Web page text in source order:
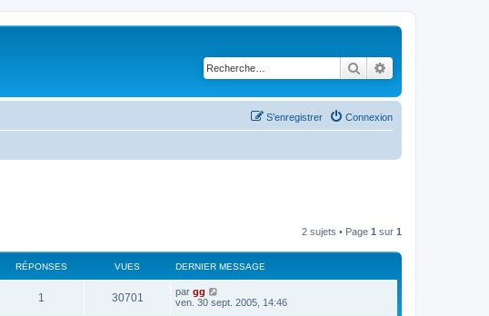
Rechercher
Connexion
S’enregistrer
2 sujets • Page 1 sur 1
RÉPONSES VUES DERNIER MESSAGE
1 30701 par gg
ven. 30 sept. 2005, 14:46